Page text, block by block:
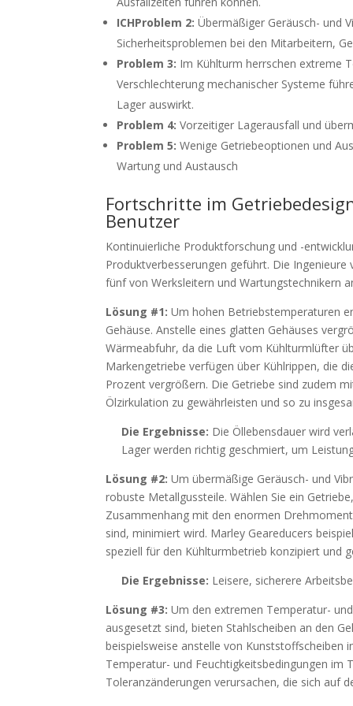
ICHProblem 2: Übermäßiger Geräusch- und
Sicherheitsproblemen bei den Mitarbeitern,
Problem 3: Im Kühlturm herrschen extreme
Verschlechterung mechanischer Systeme
Lager auswirkt.
Problem 4: Vorzeitiger Lagerausfall und
Problem 5:Wenige Getriebeoptionen und
Wartung und Austausch
Fortschritte im
Benutzer
Kontinuierliche Produktforschung und -
Produktverbesserungen geführt. Die
fünf von Werksleitern und Wartungstechnikern
Lösung #1:Um hohen Betriebstemperaturen
Gehäuse. Anstelle eines glatten Gehäuses
Wärmeabfuhr, da die Luft vom Kühlturmlüfter
Markengetriebe verfügen über Kühlrippen, die
Prozent vergrößern. Die Getriebe sind zudem
Ölzirkulation zu gewährleisten und so zu
Die Ergebnisse: Die Öllebensdauer wird
Lager werden richtig geschmiert, um
Lösung #2:Um übermäßige Geräusch- und
robuste Metallgussteile. Wählen Sie ein
Zusammenhang mit den enormen
sind, minimiert wird. Marley Geareducers
speziell für den Kühlturmbetrieb konzipiert und
Die Ergebnisse: Leisere, sicherere
Lösung #3:Um den extremen Temperatur-
ausgesetzt sind, bieten Stahlscheiben an den
beispielsweise anstelle von Kunststoffscheiben
Temperatur- und Feuchtigkeitsbedingungen im
Toleranzänderungen verursachen, die sich auf